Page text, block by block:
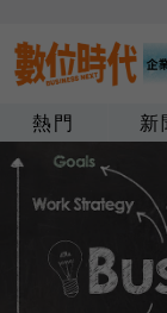
熱門 新